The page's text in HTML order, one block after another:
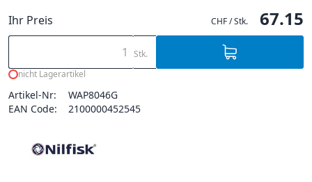
Ihr Preis CHF / Stk. 67.15
Stk.
nicht Lagerartikel
Artikel-Nr:
WAP8046G
EAN Code:
2100000452545